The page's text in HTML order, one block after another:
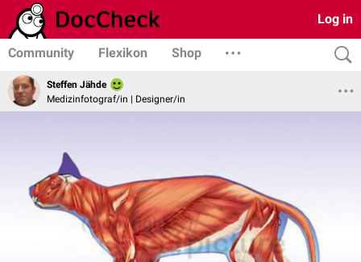
Log in
Community Flexikon Shop
Steffen Jähde
Medizinfotograf/in | Designer/in